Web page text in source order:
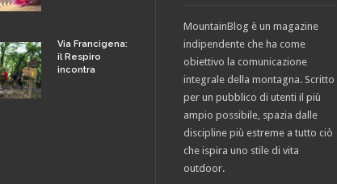
Via Francigena:
il Respiro
incontra
MountainBlog è un magazine
indipendente che ha come
obiettivo la comunicazione
integrale della montagna. Scritto
per un pubblico di utenti il più
ampio possibile, spazia dalle
discipline più estreme a tutto ciò
che ispira uno stile di vita
outdoor.